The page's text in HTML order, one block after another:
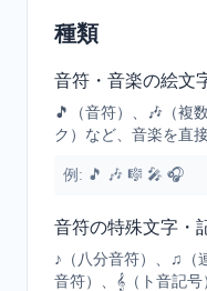
種類
音符・音楽の絵文
🎵（音符）、🎶（複
ク）など、音楽を直
例: 🎵 🎶 🎼 🎤 🎧
音符の特殊文字・
♪（八分音符）、♫（
音符）、𝄞（ト音記